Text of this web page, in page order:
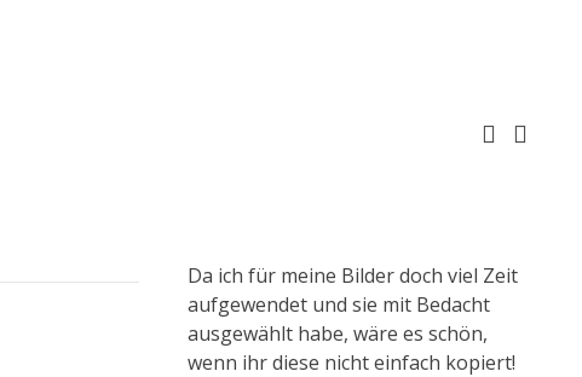
Da ich für meine Bilder doch viel Zeit
aufgewendet und sie mit Bedacht
ausgewählt habe, wäre es schön,
wenn ihr diese nicht einfach kopiert!